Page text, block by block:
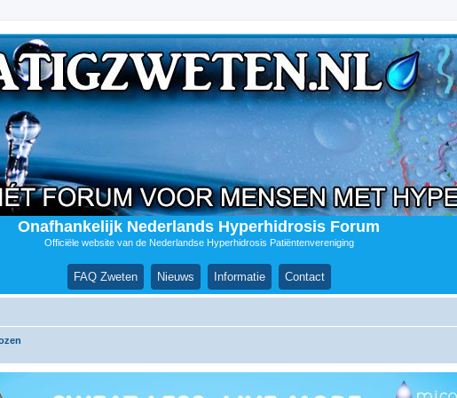
Onafhankelijk Nederlands Hyperhidrosis Forum
Officiële website van de Nederlandse Hyperhidrosis Patiëntenvereniging
FAQ Zweten Nieuws Informatie Contact